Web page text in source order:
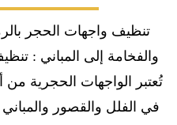
تنظيف واجهات الحجر
والفخامة إلى المباني :
تُعتبر الواجهات الحجرية من
في الفلل والقصور والمباني